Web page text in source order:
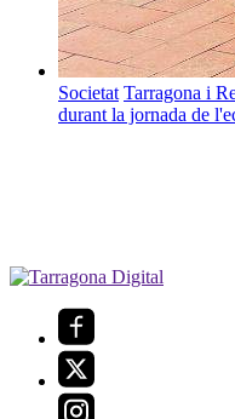
Societat Tarragona i
durant la jornada de